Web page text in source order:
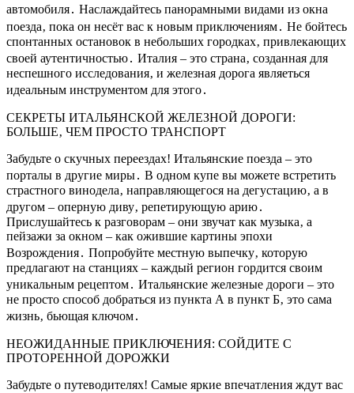
автомобиля․ Наслаждайтесь панорамными видами из окна
поезда‚ пока он несёт вас к новым приключениям․ Не бойтесь
спонтанных остановок в небольших городках‚ привлекающих
своей аутентичностью․ Италия – это страна‚ созданная для
неспешного исследования‚ и железная дорога являеться
идеальным инструментом для этого․
СЕКРЕТЫ ИТАЛЬЯНСКОЙ ЖЕЛЕЗНОЙ ДОРОГИ:
БОЛЬШЕ‚ ЧЕМ ПРОСТО ТРАНСПОРТ
Забудьте о скучных переездах! Итальянские поезда – это
порталы в другие миры․ В одном купе вы можете встретить
страстного винодела‚ направляющегося на дегустацию‚ а в
другом – оперную диву‚ репетирующую арию․
Прислушайтесь к разговорам – они звучат как музыка‚ а
пейзажи за окном – как ожившие картины эпохи
Возрождения․ Попробуйте местную выпечку‚ которую
предлагают на станциях – каждый регион гордится своим
уникальным рецептом․ Итальянские железные дороги – это
не просто способ добраться из пункта А в пункт Б‚ это сама
жизнь‚ бьющая ключом․
НЕОЖИДАННЫЕ ПРИКЛЮЧЕНИЯ: СОЙДИТЕ С
ПРОТОРЕННОЙ ДОРОЖКИ
Забудьте о путеводителях! Самые яркие впечатления ждут вас